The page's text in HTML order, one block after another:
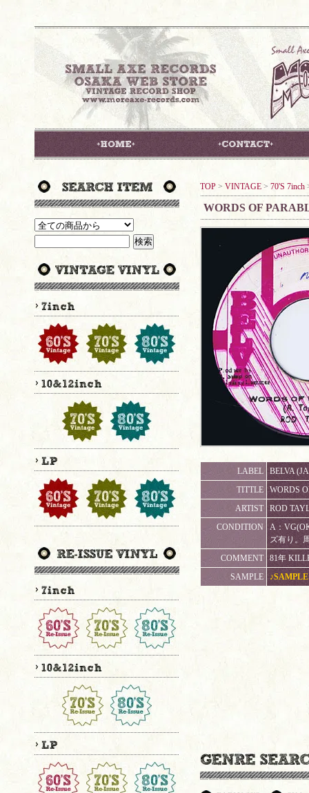
TOP > VINTAGE > 70'S 7inch
WORDS OF
LABEL
BELVA
TITTLE
WORDS
ARTIST
ROD
CONDITION
A：
ズ有り。
COMMENT
81年
SAMPLE
♪SAMPLE